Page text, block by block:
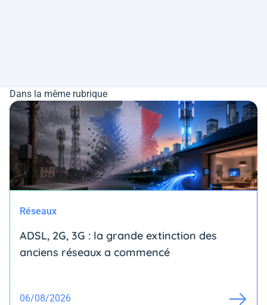
Dans la même rubrique
Réseaux
ADSL, 2G, 3G : la grande extinction des
anciens réseaux a commencé
06/08/2026